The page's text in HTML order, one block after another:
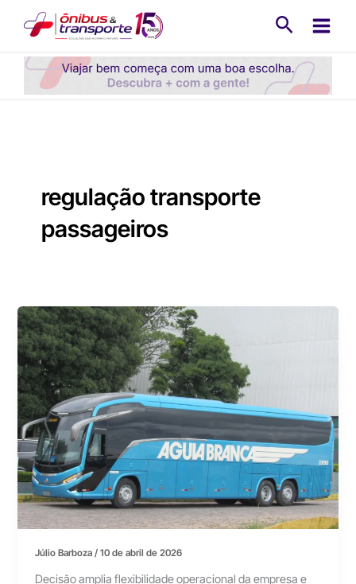
conteúdo
regulação transporte
passageiros
Júlio Barboza/10 de abril de 2026
Decisão amplia flexibilidade operacional da empresa e